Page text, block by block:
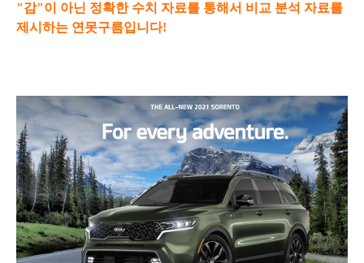
"감"이 아닌 정확한 수치 자료를 통해서 비교 분석 자료를
제시하는 연못구름입니다!